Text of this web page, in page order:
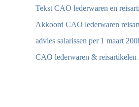
Tekst CAO lederwaren en
Akkoord CAO lederwaren
advies salarissen per 1 maart
CAO lederwaren & reisartikelen